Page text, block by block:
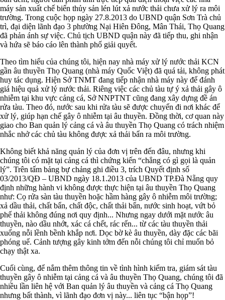
máy sản xuất chế biến thủy sản lén lút xả nước thải chưa xử lý ra môi
trường. Trong cuộc họp ngày 27.8.2013 do UBND quận Sơn Trà chủ
trì, đại diện lãnh đạo 3 phường Nại Hiên Đông, Mân Thái, Thọ Quang
đã phản ánh sự việc. Chủ tịch UBND quận này đã tiếp thu, ghi nhận
và hứa sẽ báo cáo lên thành phố giải quyết.
Theo tìm hiểu của chúng tôi, hiện nay nhà máy xử lý nước thải KCN
gần âu thuyền Thọ Quang (nhà máy Quốc Việt) đã quá tải, không phát
huy tác dụng. Hiện Sở TNMT đang tiếp nhận nhà máy này để đánh
giá hiệu quả xử lý nước thải. Riêng việc các chủ tàu tự ý xả thải gây ô
nhiễm tại khu vực cảng cá, Sở NNPTNT cũng đang xây dựng đề án
rửa tàu. Theo đó, nước sau khi rửa tàu sẽ được chuyển đi nơi khác để
xử lý, giúp hạn chế gây ô nhiễm tại âu thuyền. Đồng thời, cơ quan này
giao cho Ban quản lý cảng cá và âu thuyền Thọ Quang có trách nhiệm
nhắc nhở các chủ tàu không được xả thải bẩn ra môi trường.
Không biết khả năng quản lý của đơn vị trên đến đâu, nhưng khi
chúng tôi có mặt tại cảng cá thì chứng kiến “chẳng có gì gọi là quản
lý”. Trên tấm bảng bự chảng ghi điều 3, trích Quyết định số
03/2013/QĐ – UBND ngày 18.1.2013 của UBND TP.Đà Nẵng quy
định những hành vi không được thực hiện tại âu thuyền Thọ Quang
như: Cọ rửa sàn tàu thuyền hoặc hầm hàng gây ô nhiễm môi trường;
xả dầu thải, chất bẩn, chất độc, chất thải bẩn, nước sinh hoạt, vứt bỏ
phế thải không đúng nơi quy định... Nhưng ngay dưới mặt nước âu
thuyền, nào dầu nhớt, xác cá chết, rác rến... từ các tàu thuyền thải
xuống nỗi lềnh bềnh khắp nơi. Dọc bờ kè âu thuyền, dày đặc các bãi
phóng uế. Cảnh tượng gây kinh tởm đến nỗi chúng tôi chỉ muốn bỏ
chạy thật xa.
Cuối cùng, để nắm thêm thông tin về tình hình kiểm tra, giám sát tàu
thuyền gây ô nhiễm tại cảng cá và âu thuyền Thọ Quang, chúng tôi đã
nhiều lần liên hệ với Ban quản lý âu thuyền và cảng cá Thọ Quang
nhưng bất thành, vì lãnh đạo đơn vị này... liên tục “bận họp”!